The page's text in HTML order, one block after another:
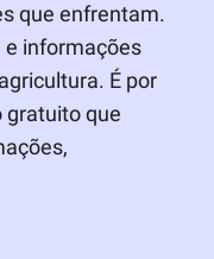
que enfrentam.
e informações
É por
gratuito que